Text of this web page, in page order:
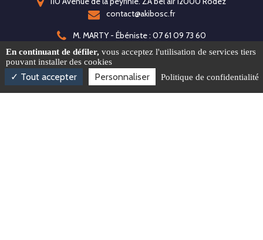
contact@akibosc.fr
M. MARTY - Ébéniste : 07 61 09 73 60
M. ENCONTRE - Designer : 06 65 98 73 88
Bureau : 09 86 45 16 92
En continuant de défiler, vous acceptez l'utilisation de services tiers
pouvant installer des cookies
Tout accepter Personnaliser Politique de confidentialité